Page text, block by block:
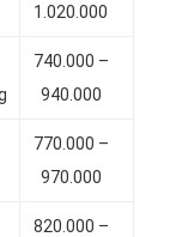
1.020.000
740.000 –
940.000
770.000 –
970.000
820.000 –